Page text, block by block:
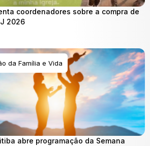
coordenadores sobre a compra de
2026
da Família e Vida
abre programação da Semana